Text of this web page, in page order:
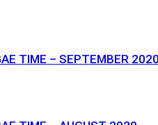
TIME – SEPTEMBER